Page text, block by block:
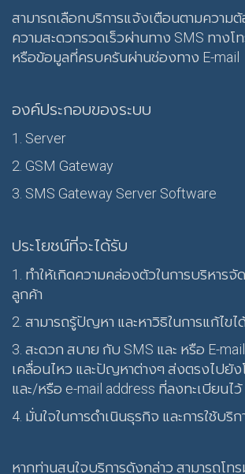
สามารถเลือกบริการแจ้งเตือนตามความต้
ความสะดวกรวดเร็วผ่านทาง SMS ทาง
หรือข้อมูลที่ครบครันผ่านช่องทาง E-mail
องค์ประกอบของระบบ
1. Server
2. GSM Gateway
3. SMS Gateway Server Software
ประโยชน์ที่จะได้รับ
1. ทำให้เกิดความคล่องตัวในการบริหารจั
ลูกค้า
2. สามารถรู้ปัญหา และหาวิธิในการแก้ไขไ
3. สะดวก สบาย กับ SMS และ หรือ E-
เคลื่อนไหว และปัญหาต่างๆ ส่งตรงไปยั
และ/หรือ e-mail address ที่ลงทะเบียนไว้
4. มั่นใจในการดำเนินธุรกิจ และการใช้บริก
หากท่านสนใจบริการดังกล่าว สามารถโทร